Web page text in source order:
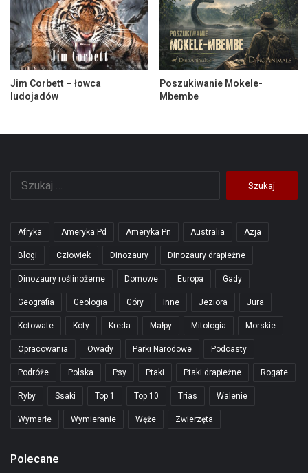
Jim Corbett – łowca
ludojadów
Poszukiwanie Mokele-
Mbembe
Afryka Ameryka Pd Ameryka Pn Australia Azja
Blogi Człowiek Dinozaury Dinozaury drapieżne
Dinozaury roślinożerne Domowe Europa Gady
Geografia Geologia Góry Inne Jeziora Jura
Kotowate Koty Kreda Małpy Mitologia Morskie
Opracowania Owady Parki Narodowe Podcasty
Podróże Polska Psy Ptaki Ptaki drapieżne Rogate
Ryby Ssaki Top 1 Top 10 Trias Walenie
Wymarłe Wymieranie Węże Zwierzęta
Polecane